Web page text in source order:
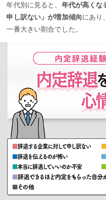
年代別に見ると、 年代が高くな
申し訳ない」が増加傾向にあり
一番大きい割合でした。